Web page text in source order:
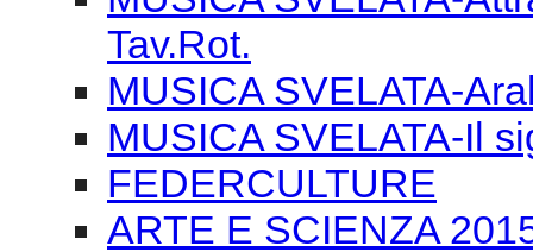
ARTE E SCIENZA
ARTE E SCIENZA
ARTE E SCIENZA
Voce libera - Il teatro a
Agostino Di Scipio -